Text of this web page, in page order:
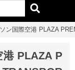
ン国際空港 PLAZA
PLAZA P